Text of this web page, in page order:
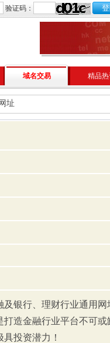
验证码：
域名交易 精品
址
银行、理财行业通用网
打造金融行业平台不可
投资潜力！